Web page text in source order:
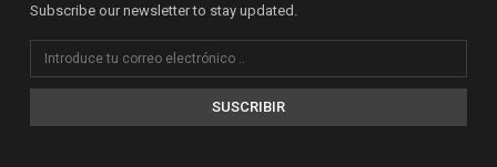
Subscribe our newsletter to stay updated.
SUSCRIBIR